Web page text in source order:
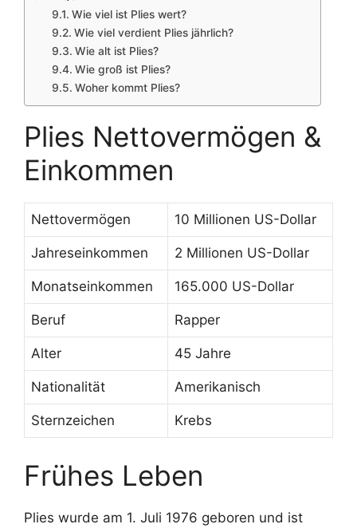
Wie viel ist Plies wert?
Wie viel verdient Plies jährlich?
Wie alt ist Plies?
Wie groß ist Plies?
Woher kommt Plies?
Plies Nettovermögen &
Einkommen
Nettovermögen 10 Millionen US-Dollar
Jahreseinkommen 2 Millionen US-Dollar
Monatseinkommen 165.000 US-Dollar
Beruf Rapper
Alter 45 Jahre
Nationalität Amerikanisch
Sternzeichen Krebs
Frühes Leben
Plies wurde am 1. Juli 1976 geboren und ist